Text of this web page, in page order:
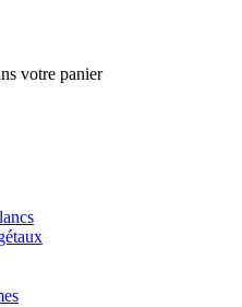
votre panier